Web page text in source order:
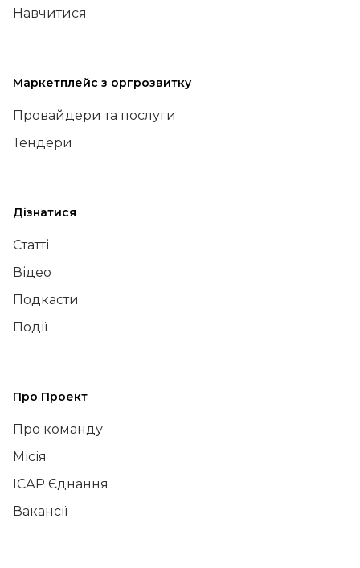
Навчитися
Маркетплейс з оргрозвитку
Провайдери та послуги
Тендери
Дізнатися
Статті
Відео
Подкасти
Події
Про Проект
Про команду
Місія
ІСАР Єднання
Вакансії